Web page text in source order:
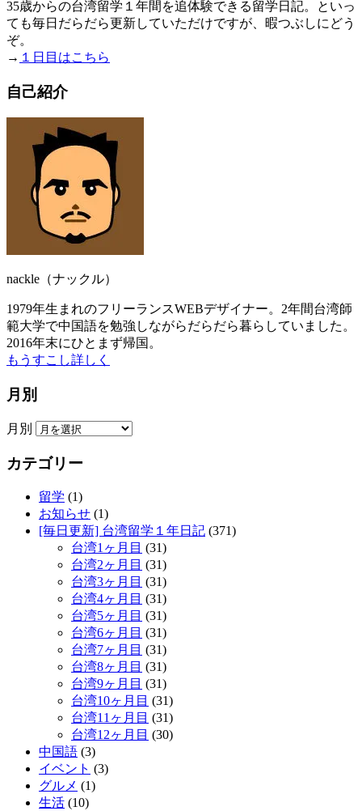
35歳からの台湾留学１年間を追体験できる留学日記。といっ
ても毎日だらだら更新していただけですが、暇つぶしにどう
ぞ。
→ １日目はこちら
自己紹介
nackle（ナックル）
1979年生まれのフリーランスWEBデザイナー。2年間台湾師
範大学で中国語を勉強しながらだらだら暮らしていました。
2016年末にひとまず帰国。
もうすこし詳しく
月別
月別
カテゴリー
留学 (1)
お知らせ (1)
[毎日更新] 台湾留学１年日記 (371)
台湾1ヶ月目 (31)
台湾2ヶ月目 (31)
台湾3ヶ月目 (31)
台湾4ヶ月目 (31)
台湾5ヶ月目 (31)
台湾6ヶ月目 (31)
台湾7ヶ月目 (31)
台湾8ヶ月目 (31)
台湾9ヶ月目 (31)
台湾10ヶ月目 (31)
台湾11ヶ月目 (31)
台湾12ヶ月目 (30)
中国語 (3)
イベント (3)
グルメ (1)
生活 (10)